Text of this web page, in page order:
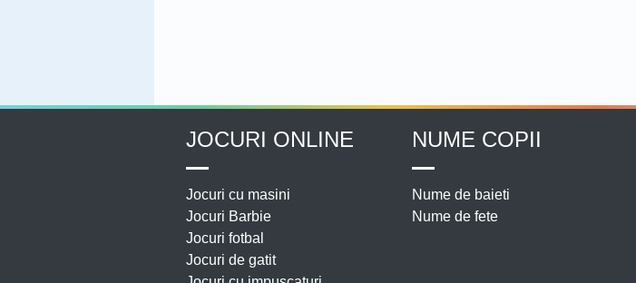
JOCURI ONLINE
Jocuri cu masini
Jocuri Barbie
Jocuri fotbal
Jocuri de gatit
NUME COPII
Nume de baieti
Nume de fete